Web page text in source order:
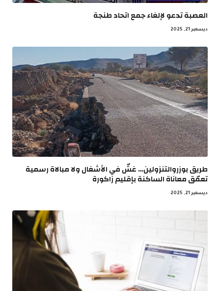
العصبة تدعو لإلغاء جمع اتحاد طنجة
ديسمبر 21, 2025
طريق بوزروالتنزولين… غشّ في الأشغال ولا مبالاة رسمية
تعمّق معاناة الساكنة بإقليم زاكورة
ديسمبر 21, 2025